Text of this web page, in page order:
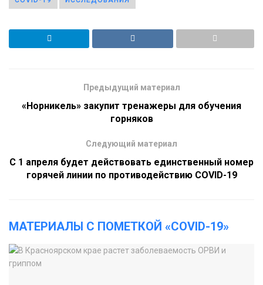
Предыдущий материал
«Норникель» закупит тренажеры для обучения
горняков
Следующий материал
С 1 апреля будет действовать единственный номер
горячей линии по противодействию COVID-19
МАТЕРИАЛЫ С ПОМЕТКОЙ «COVID-19»